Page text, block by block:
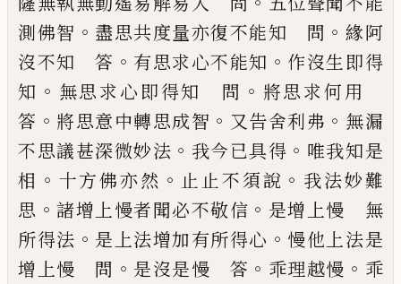
測佛智 。 盡思共度量亦復不能知 問 。 緣阿
沒不知 答 。 有思求心不能知 。 作沒生即得
知 。 無思求心即得知 問 。 將思求何用
答 。 將思意中轉思成智 。 又告舍利弗 。 無漏
不思議甚深微妙法 。 我今已具得 。 唯我知是
相 。 十方佛亦然 。 止止不須說 。 我法妙難
思 。諸增上慢者聞必不敬信 。 是增上慢 無
所得法 。 是上法增加有所得心 。 慢他上法是
增上慢 問 。 是沒是慢 答 。 乖理越慢 。 乖